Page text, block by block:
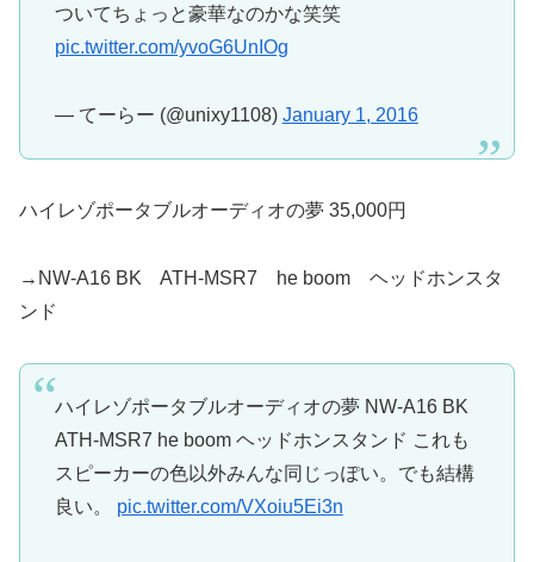
ついてちょっと豪華なのかな笑笑
pic.twitter.com/yvoG6UnIOg
— てーらー (@unixy1108) January 1, 2016
ハイレゾポータブルオーディオの夢 35,000円
→NW-A16 BK ATH-MSR7 he boom ヘッドホンスタ
ンド
ハイレゾポータブルオーディオの夢 NW-A16 BK
ATH-MSR7 he boom ヘッドホンスタンド これも
スピーカーの色以外みんな同じっぽい。でも結構
良い。 pic.twitter.com/VXoiu5Ei3n